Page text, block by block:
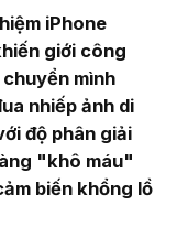
iPhone
giới công
mình
nhiếp ảnh di
độ phân giải
"khô máu"
biến khổng lồ